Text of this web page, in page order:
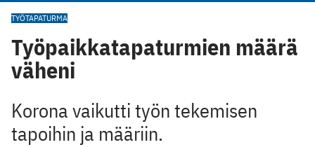
TYÖTAPATURMA
Työpaikkatapaturmien määrä
väheni
Korona vaikutti työn tekemisen
tapoihin ja määriin.